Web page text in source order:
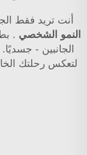
أنت تريد فقط
النمو الشخصي .
الجانبين -
لتعكس رحلتك